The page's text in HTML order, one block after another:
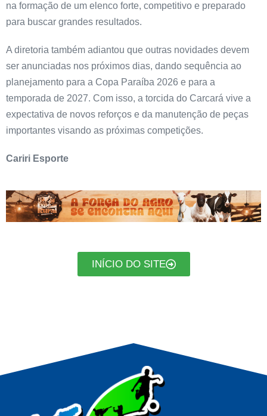
na formação de um elenco forte, competitivo e preparado
para buscar grandes resultados.
A diretoria também adiantou que outras novidades devem
ser anunciadas nos próximos dias, dando sequência ao
planejamento para a Copa Paraíba 2026 e para a
temporada de 2027. Com isso, a torcida do Carcará vive a
expectativa de novos reforços e da manutenção de peças
importantes visando as próximas competições.
Cariri Esporte
INÍCIO DO SITE